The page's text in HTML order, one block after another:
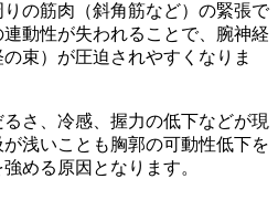
の筋肉（斜角筋など）の緊張で
動性が失われることで、腕神経
束）が圧迫されやすくなりま
さ、冷感、握力の低下などが現
浅いことも胸郭の可動性低下を
める原因となります。